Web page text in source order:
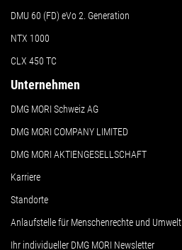
DMU 60 (FD) eVo 2. Generation
NTX 1000
CLX 450 TC
Unternehmen
DMG MORI Schweiz AG
DMG MORI COMPANY LIMITED
DMG MORI AKTIENGESELLSCHAFT
Karriere
Standorte
Anlaufstelle für Menschenrechte und Umwelt
Ihr individueller DMG MORI Newsletter